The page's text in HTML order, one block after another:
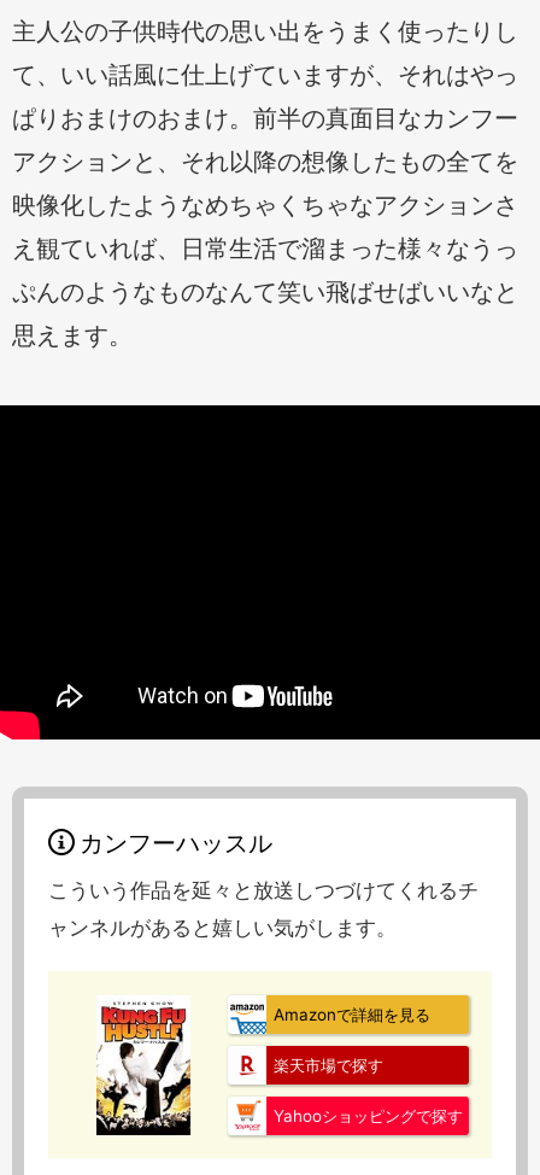
主人公の子供時代の思い出をうまく使ったりし
て、いい話風に仕上げていますが、それはやっ
ぱりおまけのおまけ。前半の真面目なカンフー
アクションと、それ以降の想像したもの全てを
映像化したようなめちゃくちゃなアクションさ
え観ていれば、日常生活で溜まった様々なうっ
ぷんのようなものなんて笑い飛ばせばいいなと
思えます。
カンフーハッスル
こういう作品を延々と放送しつづけてくれるチ
ャンネルがあると嬉しい気がします。
Amazonで詳細を見る
楽天市場で探す
Yahooショッピングで探す